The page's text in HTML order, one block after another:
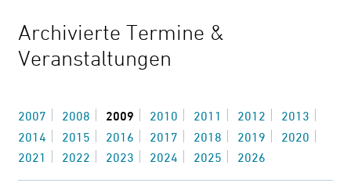
Archivierte Termine &
Veranstaltungen
2007 2008 2009 2010 2011 2012
2013
2014
2015 2016 2017 2018 2019
2020
2021
2022 2023 2024 2025 2026